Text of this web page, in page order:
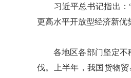
习近平总书记指出：“
更高水平开放型经济新优
各地区各部门坚定不移
伐。上半年，我国货物